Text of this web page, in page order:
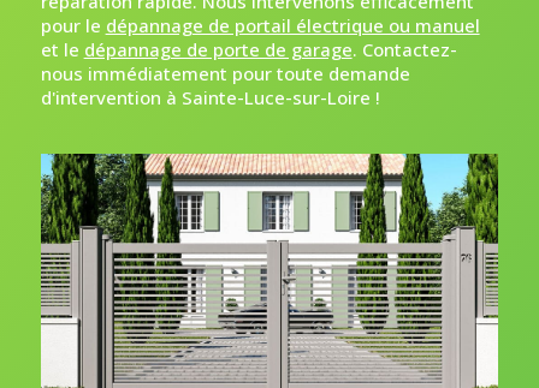
pour le dépannage de portail électrique ou manuel
et le dépannage de porte de garage. Contactez-
nous immédiatement pour toute demande
d'intervention à Sainte-Luce-sur-Loire !